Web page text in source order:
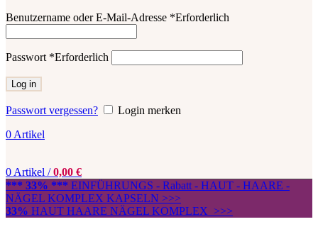
Benutzername oder E-Mail-Adresse *Erforderlich
Passwort *Erforderlich
Log in
Passwort vergessen?
Login merken
0 Artikel
0 Artikel / 0,00 €
*** 33% *** EINFÜHRUNGS - Rabatt - HAUT - HAARE -
NÄGEL KOMPLEX KAPSELN >>>
33% HAUT HAARE NÄGEL KOMPLEX >>>